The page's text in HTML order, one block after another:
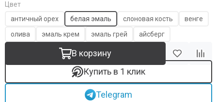
Цвет
античный орех
белая эмаль слоновая кость
венге
олива
эмаль крем эмаль грей айсберг
В корзину
Купить в 1 клик
Telegram